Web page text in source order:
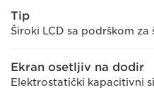
Tip
Široki LCD sa podrškom
Ekran osetljiv na dodir
Elektrostatički kapacitivni